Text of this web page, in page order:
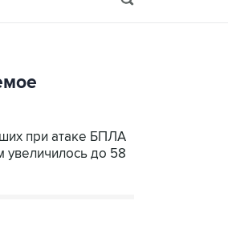
при атаке БПЛА
увеличилось до 58